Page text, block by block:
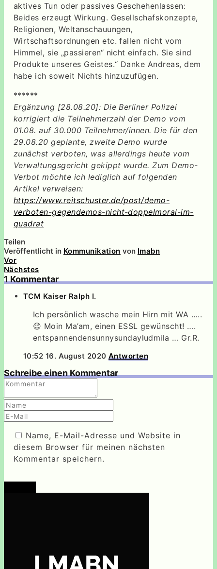
aktives Tun oder passives Geschehenlassen:
Beides erzeugt Wirkung. Gesellschafskonzepte,
Religionen, Weltanschauungen,
Wirtschaftsordnungen etc. fallen nicht vom
Himmel, sie „passieren“ nicht einfach. Sie sind
Produkte unseres Geistes.“ Danke Andreas, dem
habe ich soweit Nichts hinzuzufügen.
******
Ergänzung [28.08.20]: Die Berliner Polizei
korrigiert die Teilnehmerzahl der Demo vom
01.08. auf 30.000 Teilnehmer/innen. Die für den
29.08.20 geplante, zweite Demo wurde
zunächst verboten, was allerdings heute vom
Verwaltungsgericht gekippt wurde. Zum Demo-
Verbot möchte ich lediglich auf folgenden
Artikel verweisen:
https://www.reitschuster.de/post/demo-
verboten-gegendemos-nicht-doppelmoral-im-
quadrat
Teilen
Veröffentlicht in Kommunikation von lmabn
Vor
Nächstes
1 Kommentar
TCM Kaiser Ralph I.
Ich persönlich wasche mein Hirn mit WA …..
😉 Moin Ma’am, einen ESSL gewünscht! ….
entspannendensunnysundayludmila … Gr.R.
10:52 16. August 2020 Antworten
Schreibe einen Kommentar
Name, E-Mail-Adresse und Website in
diesem Browser für meinen nächsten
Kommentar speichern.